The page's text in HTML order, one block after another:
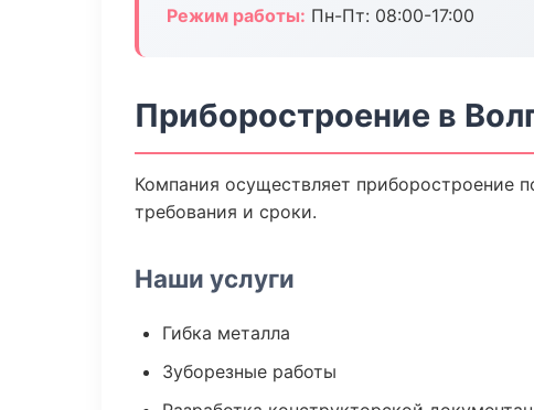
Режим работы: Пн-Пт: 08:00-17:00
Приборостроение в
Компания осуществляет приборостроение
требования и сроки.
Наши услуги
Гибка металла
Зуборезные работы